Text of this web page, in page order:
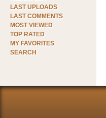
LAST UPLOADS
LAST COMMENTS
MOST VIEWED
TOP RATED
MY FAVORITES
SEARCH